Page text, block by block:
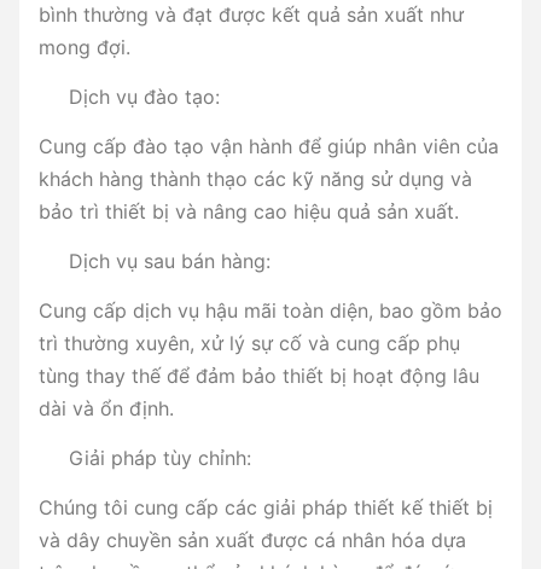
bình thường và đạt được kết quả sản xuất như
mong đợi.
Dịch vụ đào tạo:
Cung cấp đào tạo vận hành để giúp nhân viên của
khách hàng thành thạo các kỹ năng sử dụng và
bảo trì thiết bị và nâng cao hiệu quả sản xuất.
Dịch vụ sau bán hàng:
Cung cấp dịch vụ hậu mãi toàn diện, bao gồm bảo
trì thường xuyên, xử lý sự cố và cung cấp phụ
tùng thay thế để đảm bảo thiết bị hoạt động lâu
dài và ổn định.
Giải pháp tùy chỉnh:
Chúng tôi cung cấp các giải pháp thiết kế thiết bị
và dây chuyền sản xuất được cá nhân hóa dựa